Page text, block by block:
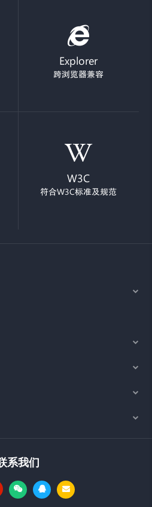
Explorer
跨浏览器兼容
W3C
符合W3C标准及规范
系我们